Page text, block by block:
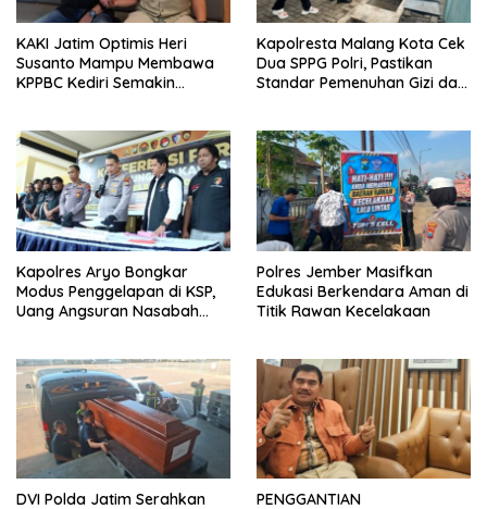
KAKI Jatim Optimis Heri
Susanto Mampu Membawa
KPPBC Kediri Semakin
Kapolresta Malang Kota Cek
Dua SPPG Polri, Pastikan
Standar Pemenuhan Gizi dan
Kapolres Aryo Bongkar
Modus Penggelapan di KSP,
Uang Angsuran Nasabah
Polres Jember Masifkan
Edukasi Berkendara Aman di
Titik Rawan Kecelakaan
DVI Polda Jatim Serahkan
PENGGANTIAN